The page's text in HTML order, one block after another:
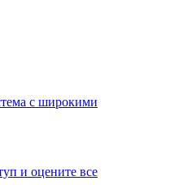
с широкими
и оцените все